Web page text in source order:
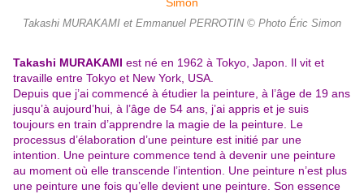
Takashi MURAKAMI et Emmanuel PERROTIN © Photo Éric Simon
Takashi MURAKAMI est né en 1962 à Tokyo, Japon. Il vit et
travaille entre Tokyo et New York, USA.
Depuis que j’ai commencé à étudier la peinture, à l’âge de 19 ans
jusqu’à aujourd’hui, à l’âge de 54 ans, j’ai appris et je suis
toujours en train d’apprendre la magie de la peinture. Le
processus d’élaboration d’une peinture est initié par une
intention. Une peinture commence tend à devenir une peinture
au moment où elle transcende l’intention. Une peinture n’est plus
une peinture une fois qu’elle devient une peinture. Son essence